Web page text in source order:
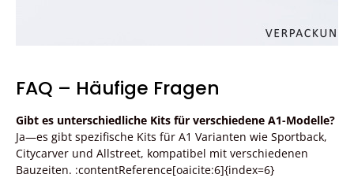
FAQ – Häufige Fragen
Gibt es unterschiedliche Kits für verschiedene A1-Modelle?
Ja—es gibt spezifische Kits für A1 Varianten wie Sportback,
Citycarver und Allstreet, kompatibel mit verschiedenen
Bauzeiten. :contentReference[oaicite:6]{index=6}